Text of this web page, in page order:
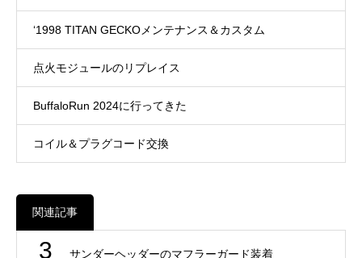
‘1998 TITAN GECKOメンテナンス＆カスタム
点火モジュールのリプレイス
BuffaloRun 2024に行ってきた
コイル＆プラグコード交換
関連記事
3 サンダーヘッダーのマフラーガード装着